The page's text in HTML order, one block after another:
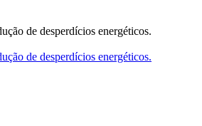
de desperdícios energéticos.
de desperdícios energéticos.